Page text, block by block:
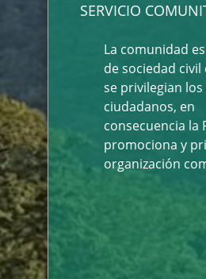
SERVICIO
La comunidad
de sociedad
se privilegian
ciudadanos, en
consecuencia la
promociona y
organización